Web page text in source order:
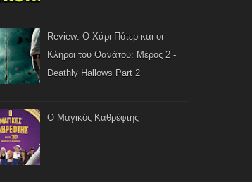
Review: Ο Χάρι Πότερ και οι
Κλήροι του Θανάτου: Μέρος 2 -
Deathly Hallows Part 2
Ο Μαγικός Καθρέφτης